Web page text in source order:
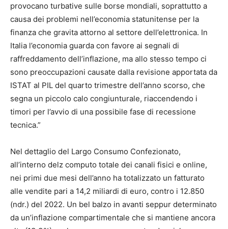
provocano turbative sulle borse mondiali, soprattutto a
causa dei problemi nell’economia statunitense per la
finanza che gravita attorno al settore dell’elettronica. In
Italia l’economia guarda con favore ai segnali di
raffreddamento dell’inflazione, ma allo stesso tempo ci
sono preoccupazioni causate dalla revisione apportata da
ISTAT al PIL del quarto trimestre dell’anno scorso, che
segna un piccolo calo congiunturale, riaccendendo i
timori per l’avvio di una possibile fase di recessione
tecnica.”
Nel dettaglio del Largo Consumo Confezionato,
all’interno delz computo totale dei canali fisici e online,
nei primi due mesi dell’anno ha totalizzato un fatturato
alle vendite pari a 14,2 miliardi di euro, contro i 12.850
(ndr.) del 2022. Un bel balzo in avanti seppur determinato
da un’inflazione compartimentale che si mantiene ancora